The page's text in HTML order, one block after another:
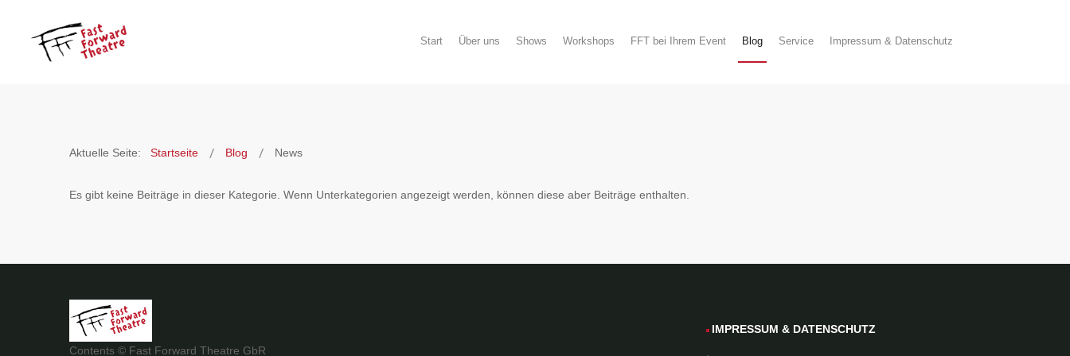
Start Über uns Shows Workshops FFT bei Ihrem Event Blog Service Impressum & Datenschutz
Aktuelle Seite: Startseite Blog News
Es gibt keine Beiträge in dieser Kategorie. Wenn Unterkategorien angezeigt werden, können diese aber Beiträge enthalten.
Contents © Fast Forward Theatre GbR
IMPRESSUM & DATENSCHUTZ